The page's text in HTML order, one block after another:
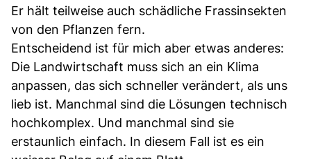
Er hält teilweise auch schädliche Frassinsekten
von den Pflanzen fern.
Entscheidend ist für mich aber etwas anderes:
Die Landwirtschaft muss sich an ein Klima
anpassen, das sich schneller verändert, als uns
lieb ist. Manchmal sind die Lösungen technisch
hochkomplex. Und manchmal sind sie
erstaunlich einfach. In diesem Fall ist es ein